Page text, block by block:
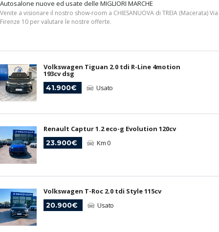
Autosalone nuove ed usate delle MIGLIORI MARCHE
Venite a visionare il nostro show-room a CHIESANUOVA di TREIA (Macerata) Via
Firenze 10 per valutare le nostre offerte.
Volkswagen Tiguan 2.0 tdi R-Line 4motion
193cv dsg
41.900€
Usato
Renault Captur 1.2 eco-g Evolution 120cv
23.900€
Km 0
Volkswagen T-Roc 2.0 tdi Style 115cv
20.900€
Usato